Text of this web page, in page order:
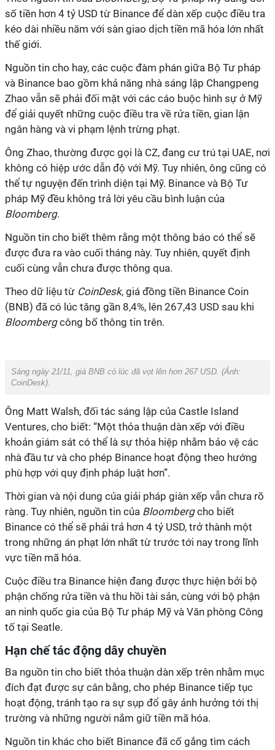
số tiền hơn 4 tỷ USD từ Binance để dàn xếp cuộc điều tra
kéo dài nhiều năm với sàn giao dịch tiền mã hóa lớn nhất
thế giới.
Nguồn tin cho hay, các cuộc đàm phán giữa Bộ Tư pháp
và Binance bao gồm khả năng nhà sáng lập Changpeng
Zhao vẫn sẽ phải đối mặt với các cáo buộc hình sự ở Mỹ
để giải quyết những cuộc điều tra về rửa tiền, gian lận
ngân hàng và vi phạm lệnh trừng phạt.
Ông Zhao, thường được gọi là CZ, đang cư trú tại UAE, nơi
không có hiệp ước dẫn độ với Mỹ. Tuy nhiên, ông cũng có
thể tự nguyện đến trình diện tại Mỹ. Binance và Bộ Tư
pháp Mỹ đều không trả lời yêu cầu bình luận của
Bloomberg.
Nguồn tin cho biết thêm rằng một thông báo có thể sẽ
được đưa ra vào cuối tháng này. Tuy nhiên, quyết định
cuối cùng vẫn chưa được thông qua.
Theo dữ liệu từ CoinDesk, giá đồng tiền Binance Coin
(BNB) đã có lúc tăng gần 8,4%, lên 267,43 USD sau khi
Bloombergcông bố thông tin trên.
Sáng ngày 21/11, giá BNB có lúc đã vọt lên hơn 267 USD. (Ảnh:
CoinDesk).
Ông Matt Walsh, đối tác sáng lập của Castle Island
Ventures, cho biết: “Một thỏa thuận dàn xếp với điều
khoản giám sát có thể là sự thỏa hiệp nhằm bảo vệ các
nhà đầu tư và cho phép Binance hoạt động theo hướng
phù hợp với quy định pháp luật hơn”.
Thời gian và nội dung của giải pháp giàn xếp vẫn chưa rõ
ràng. Tuy nhiên, nguồn tin của Bloombergcho biết
Binance có thể sẽ phải trả hơn 4 tỷ USD, trở thành một
trong những án phạt lớn nhất từ trước tới nay trong lĩnh
vực tiền mã hóa.
Cuộc điều tra Binance hiện đang được thực hiện bởi bộ
phận chống rửa tiền và thu hồi tài sản, cùng với bộ phận
an ninh quốc gia của Bộ Tư pháp Mỹ và Văn phòng Công
tố tại Seatle.
Hạn chế tác động dây chuyền
Ba nguồn tin cho biết thỏa thuận dàn xếp trên nhằm mục
đích đạt được sự cân bằng, cho phép Binance tiếp tục
hoạt động, tránh tạo ra sự sụp đổ gây ảnh hưởng tới thị
trường và những người nắm giữ tiền mã hóa.
Nguồn tin khác cho biết Binance đã cố gắng tìm cách